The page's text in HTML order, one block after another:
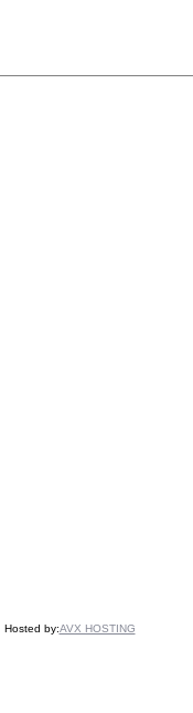
Hosted by:AVX HOSTING